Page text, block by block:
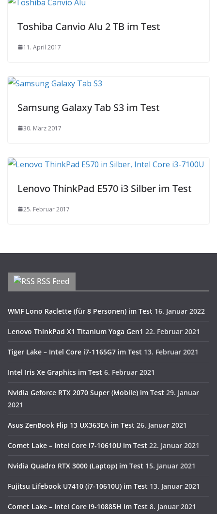
Toshiba Canvio Alu 2 TB im Test
11. April 2017
Samsung Galaxy Tab S3 im Test
30. März 2017
Lenovo ThinkPad E570 i3 Silber im Test
25. Februar 2017
RSS Feed
WMF Lono Raclette (für 8 Personen) im Test 16. Januar 2022
Lenovo ThinkPad X1 Titanium Yoga Gen1 22. Februar 2021
Tiger Lake – Intel Core i7-1165G7 im Test 13. Februar 2021
Intel Iris Xe Graphics im Test 6. Februar 2021
Nvidia Geforce RTX 2070 Super (Mobile) im Test 29. Januar
2021
Asus ZenBook Flip 13 UX363EA im Test 26. Januar 2021
Comet Lake – Intel Core i7-10610U im Test 22. Januar 2021
Nvidia Quadro RTX 3000 (Laptop) im Test 15. Januar 2021
Fujitsu Lifebook U7410 (i7-10610U) im Test 13. Januar 2021
Comet Lake – Intel Core i9-10885H im Test 8. Januar 2021